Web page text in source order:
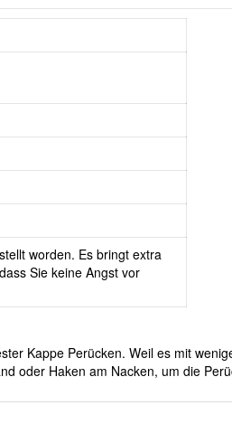
worden. Es bringt extra
Sie keine Angst vor
Kappe Perücken. Weil es mit
oder Haken am Nacken, um die